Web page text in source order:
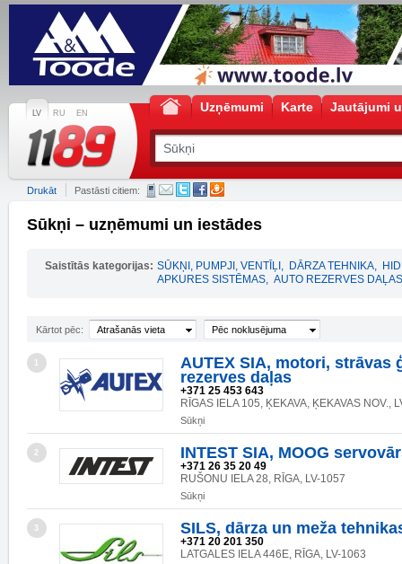
LV RU EN Uzņēmumi Karte Jautājumi
Drukāt Pastāsti citiem:
Sūkņi – uzņēmumi un iestādes
Saistītās kategorijas: SŪKŅI, PUMPJI, VENTĪĻI , DĀRZA TEHNIKA,
APKURES SISTĒMAS, AUTO REZERVES DAĻAS
Kārtot pēc: Atrašanās vieta Pēc noklusējuma
1
AUTEX SIA, motori, strāvas
rezerves daļas
+371 25 453 643
RĪGAS IELA 105, ĶEKAVA, ĶEKAVAS NOV.,
Sūkņi
2 INTEST SIA, MOOG
+371 26 35 20 49
RUŠONU IELA 28, RĪGA, LV-1057
Sūkņi
3 SILS, dārza un meža
+371 20 201 350
LATGALES IELA 446E, RĪGA, LV-1063